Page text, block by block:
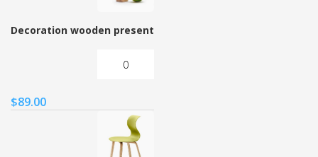
Decoration wooden present
$89.00